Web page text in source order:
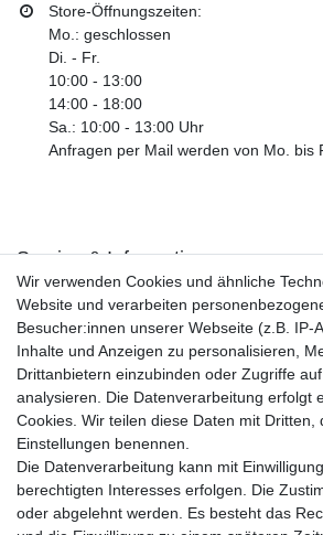
Store-Öffnungszeiten:
Mo.: geschlossen
Di. - Fr.
10:00 - 13:00
14:00 - 18:00
Sa.: 10:00 - 13:00 Uhr
Anfragen per Mail werden von Mo. bis
Service & Informationen
Kontakt
Retouren
Widerrufsrecht
Widerrufs­formular
Impressum
Daten­schutz­erklärung
AGB
Größentabelle
Kataloge
Barrierefreiheitserklärung
Sicherheitsinformationen
Wir verwenden Cookies und ähnliche
Website und verarbeiten
Besucher:innen unserer Webseite (z.B. IP-
Inhalte und Anzeigen zu personalisieren,
Drittanbietern einzubinden oder Zugriffe
analysieren. Die Datenverarbeitung erfolgt
Cookies. Wir teilen diese Daten mit Dritten,
Einstellungen benennen.
Die Datenverarbeitung kann mit
berechtigten Interesses erfolgen. Die
oder abgelehnt werden. Es besteht das